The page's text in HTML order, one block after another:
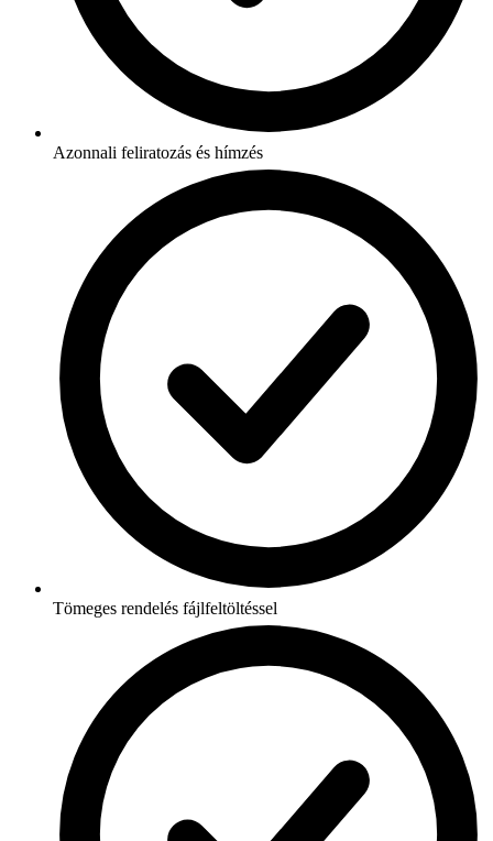
Azonnali feliratozás és hímzés
Tömeges rendelés fájlfeltöltéssel